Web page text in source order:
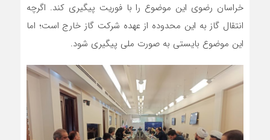
خراسان رضوی این موضوع را با فوریت پیگیری کند. اگرچه
انتقال گاز به این محدوده از عهده شرکت گاز خارج است؛ اما
این موضوع بایستی به صورت ملی پیگیری شود.